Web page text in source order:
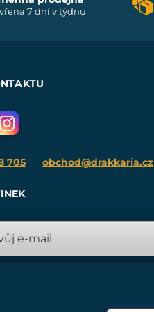
7 dní v týdnu
705 obchod@drakkaria.cz